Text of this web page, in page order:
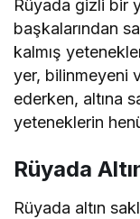
Rüyada gizli bir
başkalarından
kalmış
yer, bilinmeyeni
ederken, altına
yeteneklerin
Rüyada
Rüyada altın